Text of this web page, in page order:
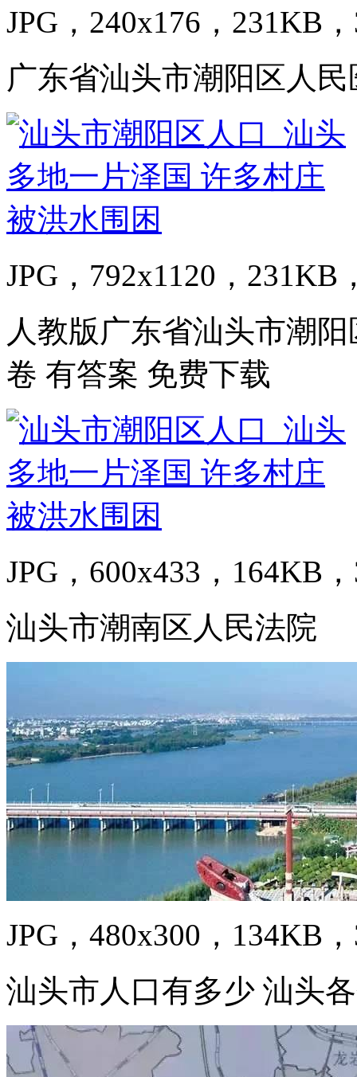
JPG，240x176，231KB
广东省汕头市潮阳区人民
JPG，792x1120，231KB
人教版广东省汕头市潮
卷 有答案 免费下载
JPG，600x433，164KB
汕头市潮南区人民法院
JPG，480x300，134KB
汕头市人口有多少 汕头